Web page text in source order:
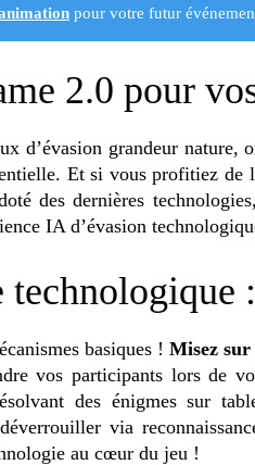
pour votre futur
2.0 pour
d’évasion grandeur nature,
Et si vous profitiez de
des dernières
IA d’évasion
technologique
basiques ! Misez sur
vos participants lors de
des énigmes sur
via
au cœur du jeu !